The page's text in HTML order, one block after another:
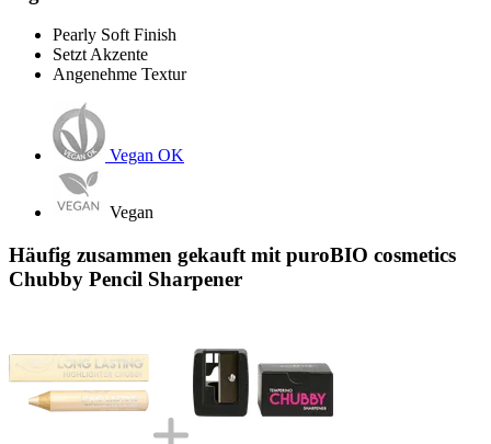
Pearly Soft Finish
Setzt Akzente
Angenehme Textur
Vegan OK
Vegan
Häufig zusammen gekauft mit puroBIO cosmetics
Chubby Pencil Sharpener